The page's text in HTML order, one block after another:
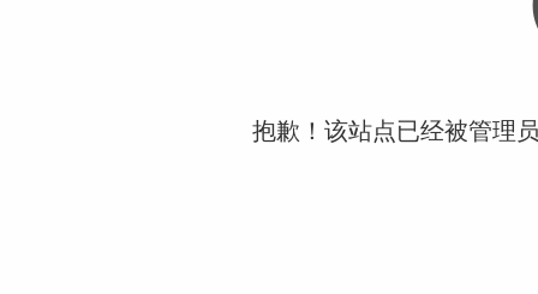
抱歉！该站点已经被管理